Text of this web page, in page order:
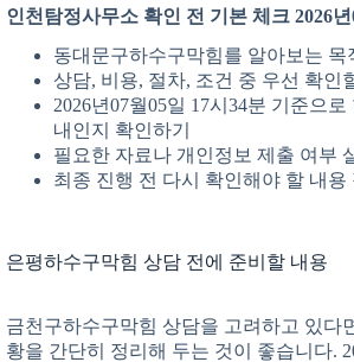
인천탐정사무소 확인 전 기본 체크 2026
동대문구하수구막힘를 알아보는 목
상담, 비용, 절차, 조건 중 우선 확인
2026년07월05일 17시34분 기준으
내인지 확인하기
필요한 자료나 개인정보 제출 여부
최종 진행 전 다시 확인해야 할 내용
은평하수구막힘 상담 전에 준비할 내용
금천구하수구막힘 상담을 고려하고 있다
황을 간단히 정리해 두는 것이 좋습니다.